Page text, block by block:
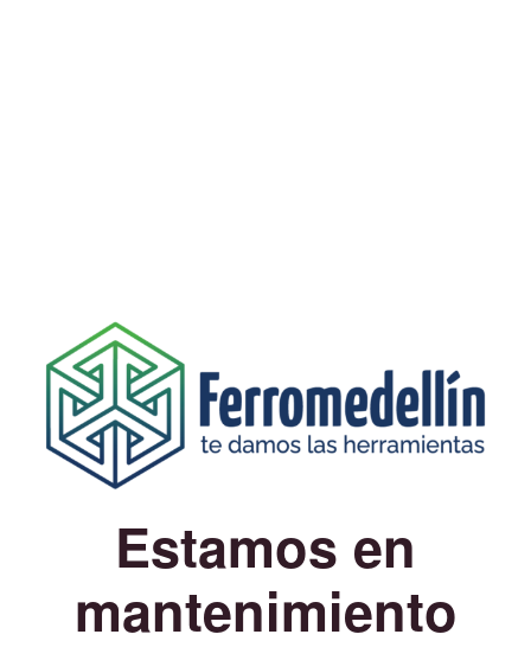
Estamos en
mantenimiento